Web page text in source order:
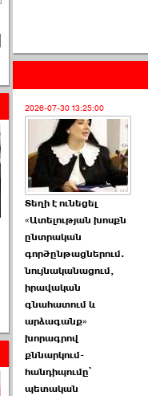
2026-07-30 13:25:00
Տեղի է ունեցել
«Ատելության խոսքն
ընտրական
գործընթացներում.
նույնականացում,
իրավական
գնահատում և
արձագանք»
խորագրով
քննարկում-
հանդիպումը՝
պետական